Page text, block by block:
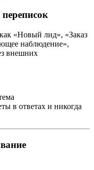
«Новый лид», «Заказ
наблюдение»,
внешних
в ответах и никогда